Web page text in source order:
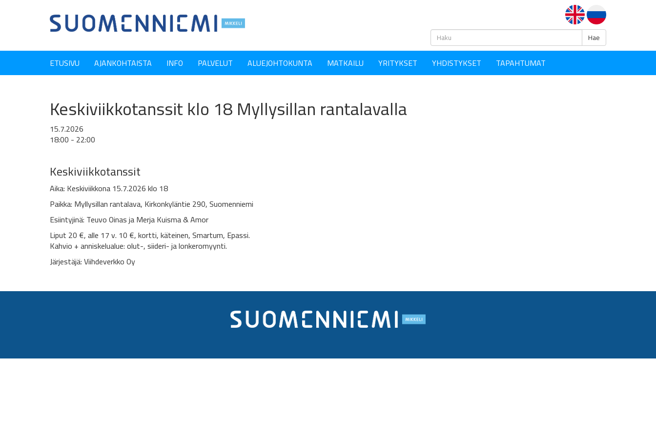
Haku
Hae
ETUSIVU AJANKOHTAISTA INFO PALVELUT ALUEJOHTOKUNTA MATKAILU YRITYKSET YHDISTYKSET TAPAHTUMAT
Keskiviikkotanssit klo 18 Myllysillan rantalavalla
15.7.2026
18:00 - 22:00
Keskiviikkotanssit
Aika: Keskiviikkona 15.7.2026 klo 18
Paikka: Myllysillan rantalava, Kirkonkyläntie 290, Suomenniemi
Esiintyjinä: Teuvo Oinas ja Merja Kuisma & Amor
Liput 20 €, alle 17 v. 10 €, kortti, käteinen, Smartum, Epassi.
Kahvio + anniskelualue: olut-, siideri- ja lonkeromyynti.
Järjestäjä: Viihdeverkko Oy